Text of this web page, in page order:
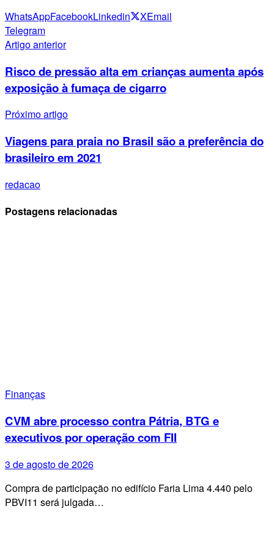
WhatsAppFacebookLinkedin XEmail
Telegram
Artigo anterior
Risco de pressão alta em crianças aumenta após
exposição à fumaça de cigarro
Próximo artigo
Viagens para praia no Brasil são a preferência do
brasileiro em 2021
redacao
Postagens relacionadas
Finanças
CVM abre processo contra Pátria, BTG e
executivos por operação com FII
3 de agosto de 2026
Compra de participação no edifício Faria Lima 4.440 pelo
PBVI11 será julgada…